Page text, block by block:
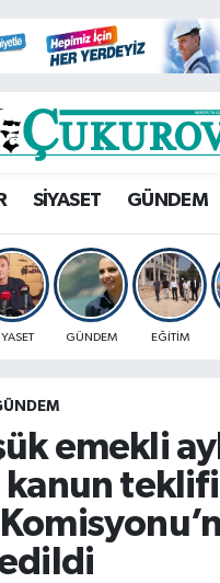
SİYASET GÜNDEM
GÜNDEM EĞİTİM
emekli
kanun teklifi
Hava Durumu
Namaz Vakitleri
Yoğunluk Haritası
Puan Durumu ve